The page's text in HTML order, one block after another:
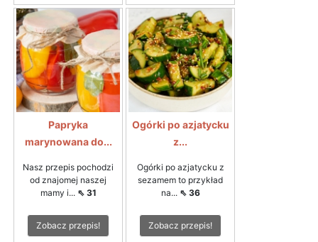
Papryka
marynowana do...
Nasz przepis pochodzi
od znajomej naszej
mamy i... ⇖ 31
Zobacz przepis!
Ogórki po azjatycku
z...
Ogórki po azjatycku z
sezamem to przykład
na... ⇖ 36
Zobacz przepis!